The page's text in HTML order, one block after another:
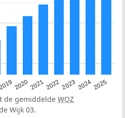
202020212022202320242025
de gemiddelde WOZ
Wijk 03.